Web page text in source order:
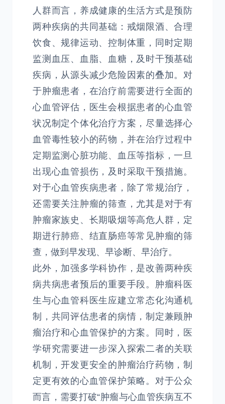
人群而言，养成健康的生活方式是预防
两种疾病的共同基础：戒烟限酒、合理
饮食、规律运动、控制体重，同时定期
监测血压、血脂、血糖，及时干预基础
疾病，从源头减少危险因素的叠加。对
于肿瘤患者，在治疗前需要进行全面的
心血管评估，医生会根据患者的心血管
状况制定个体化治疗方案，尽量选择心
血管毒性较小的药物，并在治疗过程中
定期监测心脏功能、血压等指标，一旦
出现心血管损伤，及时采取干预措施。
对于心血管疾病患者，除了常规治疗，
还需要关注肿瘤的筛查，尤其是对于有
肿瘤家族史、长期吸烟等高危人群，定
期进行肺癌、结直肠癌等常见肿瘤的筛
查，做到早发现、早诊断、早治疗。
此外，加强多学科协作，是改善两种疾
病共病患者预后的重要手段。肿瘤科医
生与心血管科医生应建立常态化沟通机
制，共同评估患者的病情，制定兼顾肿
瘤治疗和心血管保护的方案。同时，医
学研究需要进一步深入探索二者的关联
机制，开发更安全的肿瘤治疗药物，制
定更有效的心血管保护策略。对于公众
而言，需要打破“肿瘤与心血管疾病互不